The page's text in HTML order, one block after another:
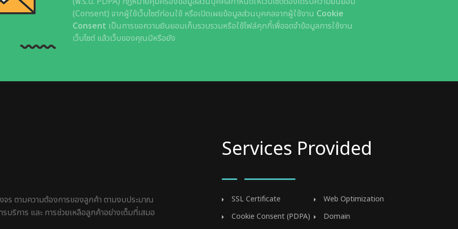
(Consent) จากผู้ใช้เว็บไซต์ก่อนใช้ หรือเปิดเผยข้อมูลส่วนบุคคลจากผู้ใช้งาน Cookie
Consent เป็นการขอความยินยอมเก็บรวบรวมหรือใช้ไฟล์คุกกี้เพื่อจดจำข้อมูลการใช้งาน
เว็บไซต์ แล้วเว็บของคุณมีหรือยัง
จร ตามความต้องการของลูกค้า ตามงบประมาณ
บริการ และ การช่วยเหลือลูกค้าอย่างเต็มที่เสมอ
Services Provided
SSL Certificate
Cookie Consent (PDPA)
Web Optimization
Domain